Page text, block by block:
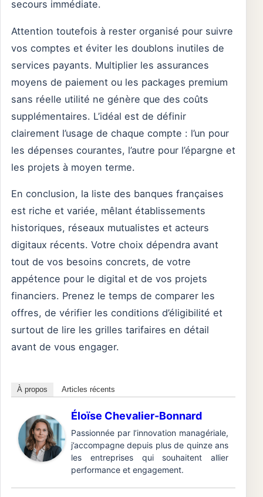
secours immédiate.
Attention toutefois à rester organisé pour suivre
vos comptes et éviter les doublons inutiles de
services payants. Multiplier les assurances
moyens de paiement ou les packages premium
sans réelle utilité ne génère que des coûts
supplémentaires. L’idéal est de définir
clairement l’usage de chaque compte : l’un pour
les dépenses courantes, l’autre pour l’épargne et
les projets à moyen terme.
En conclusion, la liste des banques françaises
est riche et variée, mêlant établissements
historiques, réseaux mutualistes et acteurs
digitaux récents. Votre choix dépendra avant
tout de vos besoins concrets, de votre
appétence pour le digital et de vos projets
financiers. Prenez le temps de comparer les
offres, de vérifier les conditions d’éligibilité et
surtout de lire les grilles tarifaires en détail
avant de vous engager.
À propos Articles récents
Éloïse Chevalier-Bonnard
Passionnée par l’innovation managériale,
j’accompagne depuis plus de quinze ans
les entreprises qui souhaitent allier
performance et engagement.